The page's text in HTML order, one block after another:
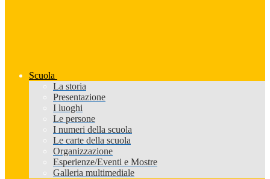
Scuola
La storia
Presentazione
I luoghi
Le persone
I numeri della scuola
Le carte della scuola
Organizzazione
Esperienze/Eventi e Mostre
Galleria multimediale